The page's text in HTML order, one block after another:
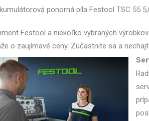
Festool a niekoľko vybraných
o zaujímavé ceny. Zúčastnite sa a